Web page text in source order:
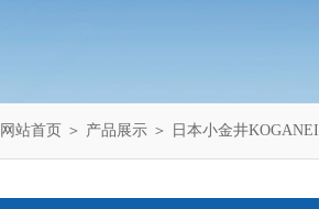
网站首页 ＞ 产品展示 ＞ 日本小金井KOGANEI